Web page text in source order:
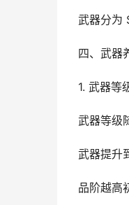
武器分为
四、武器
1. 武器等
武器等级
武器提升
品阶越高